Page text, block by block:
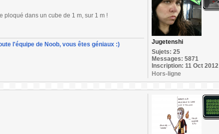
ploqué dans un cube de 1 m, sur 1 m !
l'équipe de Noob, vous êtes géniaux :)
Jugetenshi
Sujets: 25
Messages: 5871
Inscription: 11 Oct 2012
Hors-ligne